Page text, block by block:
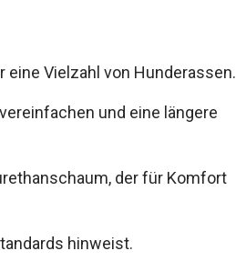
eine Vielzahl von Hunderassen.
und eine längere
der für Komfort
hinweist.